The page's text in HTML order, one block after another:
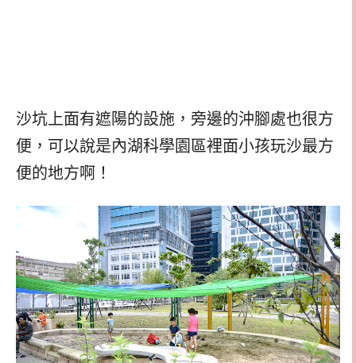
沙坑上面有遮陽的設施，旁邊的沖腳處也很方
便，可以說是內湖科學園區裡面小孩玩沙最方
便的地方啊！